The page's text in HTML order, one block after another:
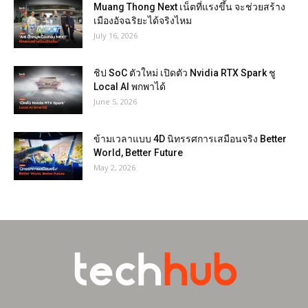
Muang Thong Next เน็ตที่แรงขึ้น จะช่วยสร้าง
เมืองอัจฉริยะได้จริงไหม
July 16, 2026
ชิป SoC ตัวใหม่ เปิดตัว Nvidia RTX Spark ชู
Local AI พกพาได้
June 5, 2026
ข้ามเวลาแบบ 4D นิทรรศการเสมือนจริง Better
World, Better Future
May 2, 2026